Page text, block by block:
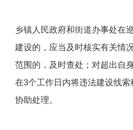
乡镇人民政府和街道办事处在
建设的，应当及时核实有关情
范围的，及时查处；对超出自
在3个工作日内将违法建设线
协助处理。